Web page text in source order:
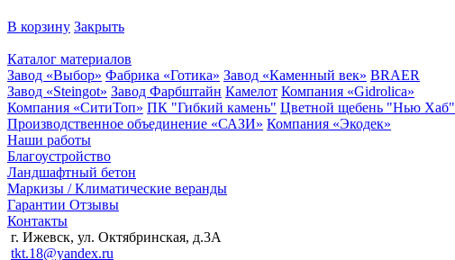
В корзину Закрыть
Каталог материалов
Завод «Выбор» Фабрика «Готика» Завод «Каменный век» BRAER
Завод «Steingot» Завод Фарбштайн Камелот Компания «Gidrolica»
Компания «СитиТоп» ПК "Гибкий камень" Цветной щебень "Нью Хаб"
Производственное объединение «САЗИ» Компания «Экодек»
Наши работы
Благоустройство
Ландшафтный бетон
Маркизы / Климатические веранды
Гарантии Отзывы
Контакты
г. Ижевск, ул. Октябринская, д.3А
tkt.18@yandex.ru